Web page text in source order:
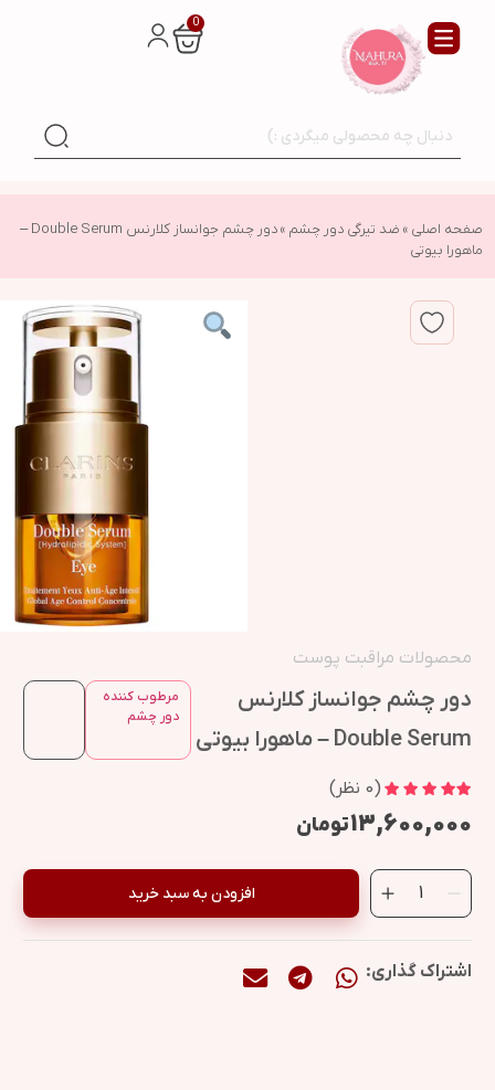
0
صفحه اصلی » ضد تیرگی دور چشم »
دور چشم جوانساز کلارنس Double Serum –
ماهورا بیوتی
محصولات مراقبت پوست
دور چشم جوانساز کلارنس
Double Serum – ماهورا بیوتی
مرطوب کننده
دور چشم
(
0 نظر)
۱۳,۶۰۰,۰۰۰تومان
افزودن به سبد خرید
اشتراک گذاری: